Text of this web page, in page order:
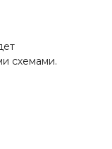
схемами.